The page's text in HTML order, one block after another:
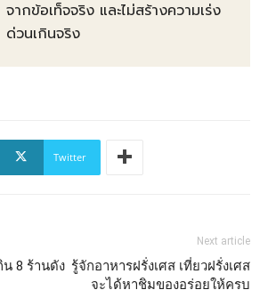
จากข้อเท็จจริง และไม่สร้างความเร่ง
ด่วนเกินจริง
Twitter
น 8 ร้านดัง
Next article
รู้จักอาหารฝรั่งเศส เที่ยวฝรั่งเศส
จะได้หาชิมของอร่อยให้ครบ